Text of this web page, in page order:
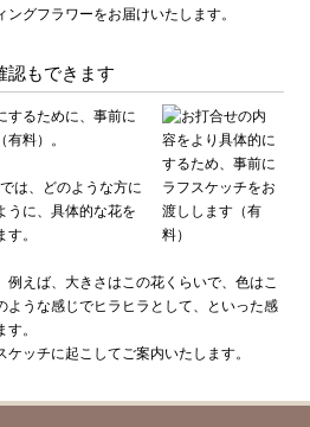
グフラワーをお届けいたします。
認もできます
するために、事前に
料）。
は、どのような方に
うに、具体的な花を
。
例えば、大きさはこの花くらいで、色はこ
ような感じでヒラヒラとして、といった感
。
ッチに起こしてご案内いたします。